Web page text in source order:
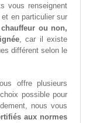
vous renseignent
en particulier sur
ou non,
, car il existe
différent selon le
offre plusieurs
possible pour
nous vous
aux normes